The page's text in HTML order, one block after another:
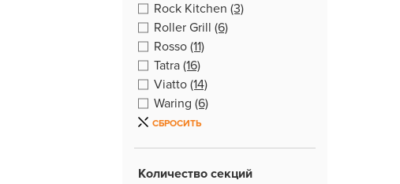
Rock Kitchen (3)
Roller Grill (6)
Rosso (11)
Tatra (16)
Viatto (14)
Waring (6)
СБРОСИТЬ
Количество секций